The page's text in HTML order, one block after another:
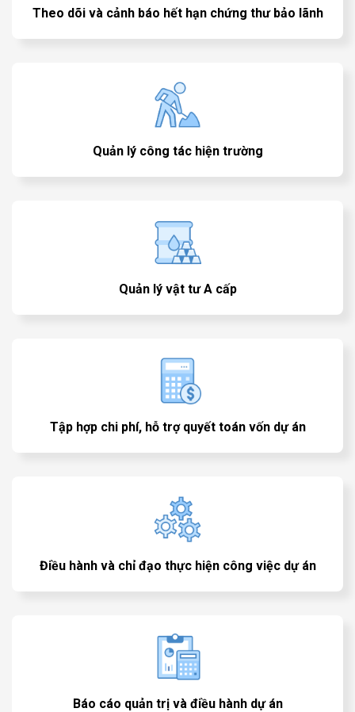
Theo dõi và cảnh báo hết hạn chứng thư bảo lãnh
Quản lý công tác hiện trường
Quản lý vật tư A cấp
Tập hợp chi phí, hỗ trợ quyết toán vốn dự án
Điều hành và chỉ đạo thực hiện công việc dự án
Báo cáo quản trị và điều hành dự án